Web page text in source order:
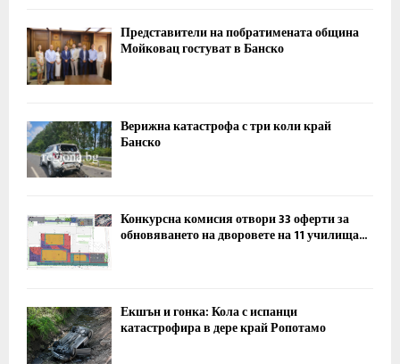
Представители на побратимената община
Мойковац гостуват в Банско
Верижна катастрофа с три коли край
Банско
Конкурсна комисия отвори 33 оферти за
обновяването на дворовете на 11 училища...
Екшън и гонка: Кола с испанци
катастрофира в дере край Ропотамо